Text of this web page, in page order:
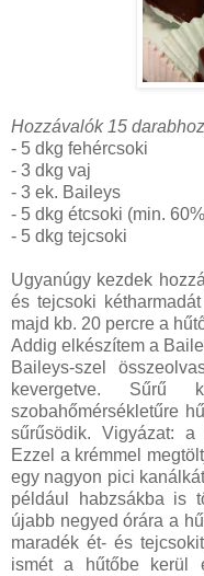
Hozzávalók 15
- 5 dkg fehércsoki
- 3 dkg vaj
- 3 ek. Baileys
- 5 dkg étcsoki (min.
- 5 dkg tejcsoki
Ugyanúgy kezdek
és tejcsoki
majd kb. 20 percre a
Addig elkészítem a
Baileys-szel
kevergetve. Sűrű
szobahőmérsékletűre
sűrűsödik. Vigyázat:
Ezzel a krémmel
egy nagyon pici
például habzsákba is
újabb negyed órára a
maradék ét- és
ismét a hűtőbe kerül